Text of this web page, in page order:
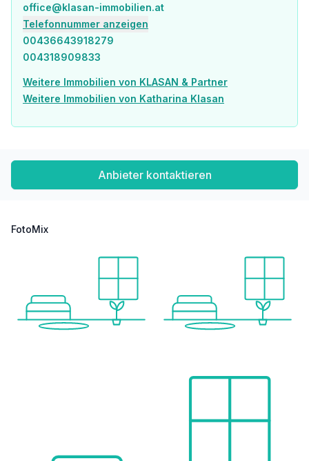
office@klasan-immobilien.at
Telefonnummer anzeigen
00436643918279
004318909833
Weitere Immobilien von KLASAN & Partner
Weitere Immobilien von Katharina Klasan
Anbieter kontaktieren
FotoMix